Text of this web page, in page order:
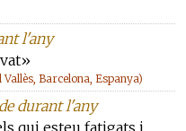
l'any
Barcelona, Espanya)
durant l'any
qui esteu fatigats i